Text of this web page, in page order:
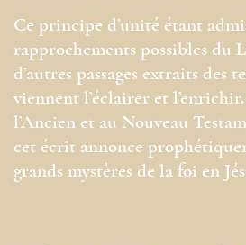
Ce principe d’unité étant
rapprochements possibles du
d’autres passages extraits des
viennent l’éclairer et
l’Ancien et au Nouveau
cet écrit annonce
grands mystères de la foi en